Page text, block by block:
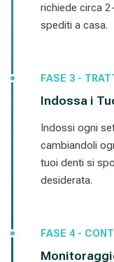
richiede circa
spediti a casa.
FASE 3 -
Indossa i
Indossi ogni
cambiandoli
tuoi denti si
desiderata.
FASE 4 -